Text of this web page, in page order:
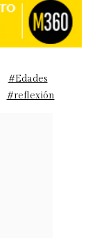
#Edades
#reflexión